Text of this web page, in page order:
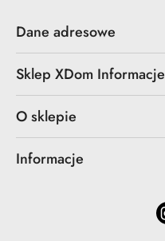
Dane adresowe
Sklep XDom Informacje
O sklepie
Informacje